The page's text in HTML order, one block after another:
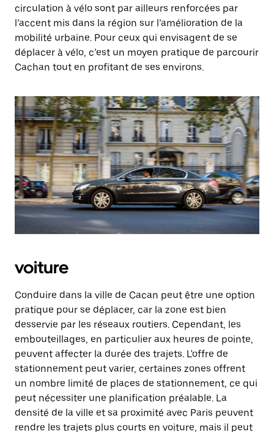
circulation à vélo sont par ailleurs renforcées par
l’accent mis dans la région sur l’amélioration de la
mobilité urbaine. Pour ceux qui envisagent de se
déplacer à vélo, c’est un moyen pratique de parcourir
Cachan tout en profitant de ses environs.
voiture
Conduire dans la ville de Cacan peut être une option
pratique pour se déplacer, car la zone est bien
desservie par les réseaux routiers. Cependant, les
embouteillages, en particulier aux heures de pointe,
peuvent affecter la durée des trajets. L'offre de
stationnement peut varier, certaines zones offrent
un nombre limité de places de stationnement, ce qui
peut nécessiter une planification préalable. La
densité de la ville et sa proximité avec Paris peuvent
rendre les trajets plus courts en voiture, mais il peut